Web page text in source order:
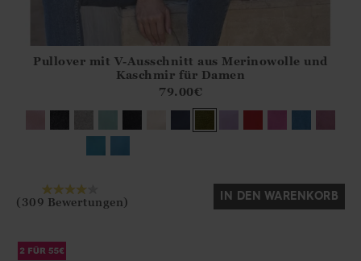
?? ""
Nein
Pullover mit V-Ausschnitt aus Merinowolle und
Kaschmir für Damen
79.00€
(309 Bewertungen) IN DEN WARENKORB